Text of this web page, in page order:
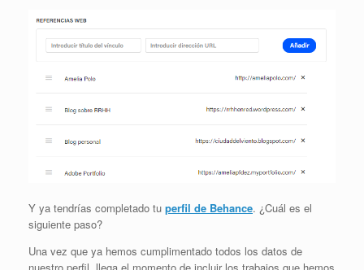
Y ya tendrías completado tu perfil de Behance. ¿Cuál es el
siguiente paso?
Una vez que ya hemos cumplimentado todos los datos de